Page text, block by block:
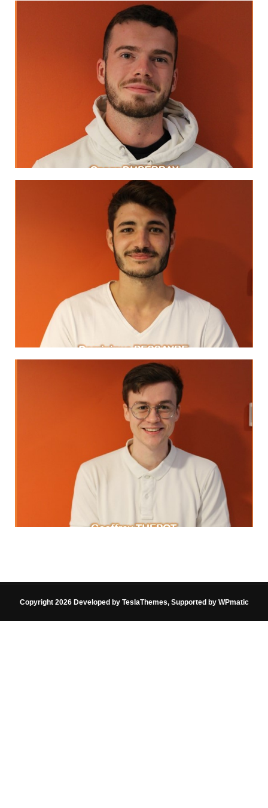
MA DEVISE
"La vraie générosité envers l'avenir consiste à
tout donner au présent."
Albert Camus
LinkedIn
MA DEVISE
"La lutte elle-même vers les sommets suffit à
remplir un coeur d'Homme. Il faut imaginer
Sisyphe heureux."
Albert Camus
LinkedIn
MA DEVISE
"On se lasse de tout, excepté d'apprendre."
Virgile
LinkedIn
Copyright 2026 Developed by TeslaThemes, Supported by WPmatic